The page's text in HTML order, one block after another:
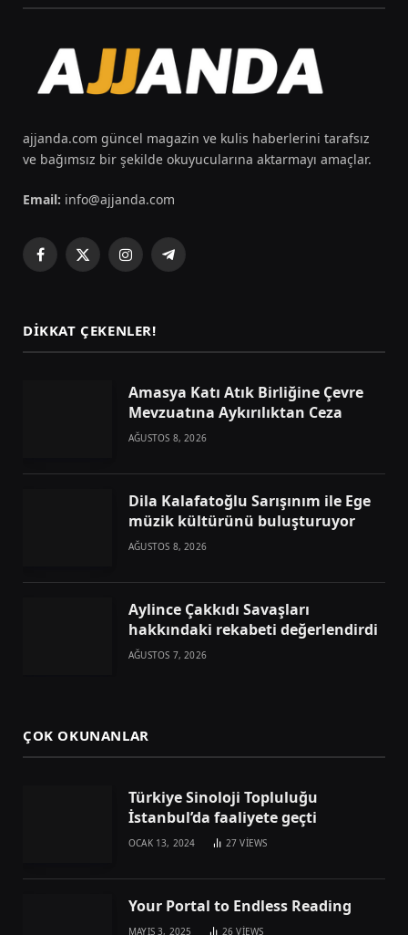
ajjanda.com güncel magazin ve kulis haberlerini tarafsız
ve bağımsız bir şekilde okuyucularına aktarmayı amaçlar.
Email: info@ajjanda.com
Facebook
X
InstagramTelegram
DIKKAT ÇEKENLER!
Amasya Katı Atık Birliğine Çevre
Mevzuatına Aykırılıktan Ceza
AĞUSTOS 8, 2026
Dila Kalafatoğlu Sarışınım ile Ege
müzik kültürünü buluşturuyor
AĞUSTOS 8, 2026
Aylince Çakkıdı Savaşları
hakkındaki rekabeti değerlendirdi
AĞUSTOS 7, 2026
ÇOK OKUNANLAR
Türkiye Sinoloji Topluluğu
İstanbul’da faaliyete geçti
OCAK 13, 2024 27VIEWS
Your Portal to Endless Reading
MAYIS 3, 2025 26VIEWS